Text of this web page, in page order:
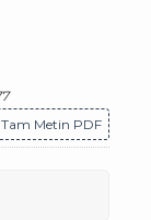
Tam Metin PDF